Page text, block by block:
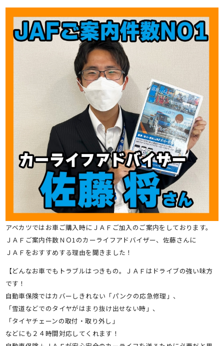
アベカツではお車ご購入時にＪＡＦご加入のご案内をしております。
ＪＡＦご案内件数ＮＯ1のカーライフアドバイザー、佐藤さんに
ＪＡＦをおすすめする理由を聞きました！
【どんなお車でもトラブルはつきもの。ＪＡＦはドライブの強い味方
です！
自動車保険ではカバーしきれない「パンクの応急修理」、
「雪道などでのタイヤがはまり抜け出せない時」、
「タイヤチェーンの取付・取り外し」
などにも２４時間対応してくれます！